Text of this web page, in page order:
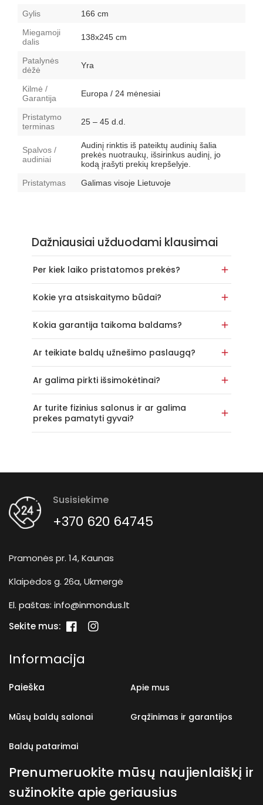
Gylis
166 cm
Miegamoji
dalis
138x245 cm
Patalynės
dėžė
Yra
Kilmė /
Garantija
Europa / 24 mėnesiai
Pristatymo
terminas
25 – 45 d.d.
Spalvos /
audiniai
Audinį rinktis iš pateiktų audinių šalia
prekės nuotraukų, išsirinkus audinį, jo
kodą įrašyti prekių krepšelyje.
Pristatymas
Galimas visoje Lietuvoje
Dažniausiai užduodami klausimai
Per kiek laiko pristatomos prekės?
Kokie yra atsiskaitymo būdai?
Kokia garantija taikoma baldams?
Ar teikiate baldų užnešimo paslaugą?
Ar galima pirkti išsimokėtinai?
Ar turite fizinius salonus ir ar galima
prekes pamatyti gyvai?
Susisiekime
+370 620 64745
Pramonės pr. 14, Kaunas
Klaipėdos g. 26a, Ukmergė
El. paštas: info@inmondus.lt
Sekite mus:
„Facebook“„Instagram“
Informacija
Paieška Apie mus
Mūsų baldų salonai Grąžinimas ir garantijos
Baldų patarimai
Prenumeruokite mūsų naujienlaiškį ir
sužinokite apie geriausius